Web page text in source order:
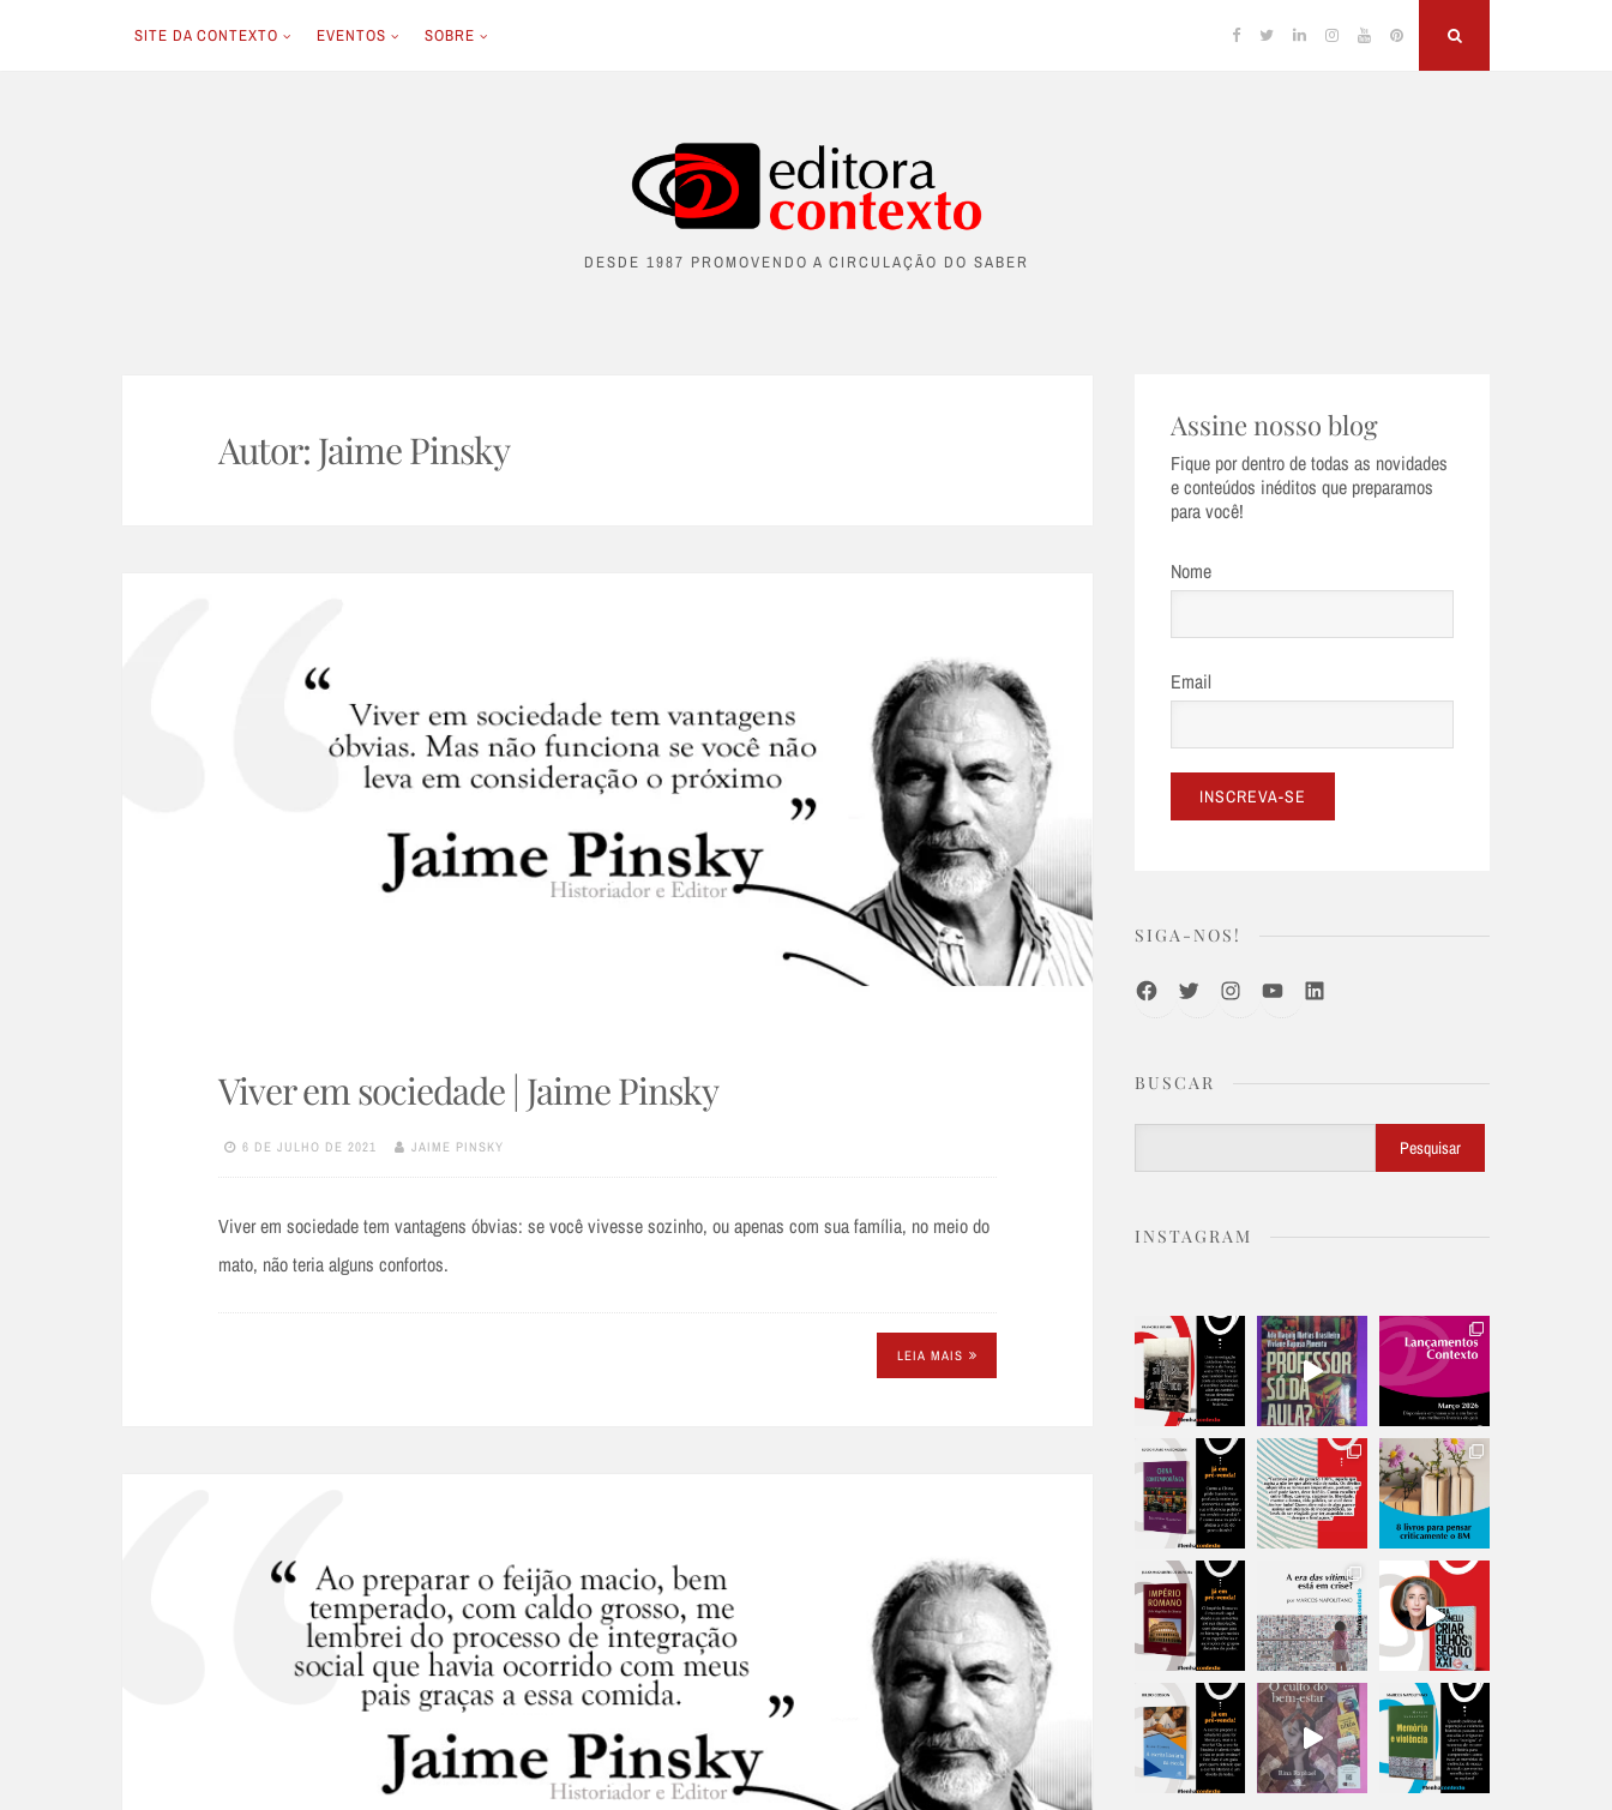
SITE DA CONTEXTO EVENTOS SOBRE Facebook
TwitterLinkedinInstagram
YouTubePinterest
DESDE 1987 PROMOVENDO A CIRCULAÇÃO DO SABER
Autor: Jaime Pinsky
Viver em sociedade | Jaime Pinsky
6 DE JULHO DE 2021 JAIME PINSKY
Viver em sociedade tem vantagens óbvias: se você vivesse sozinho, ou apenas com sua família, no meio do
mato, não teria alguns confortos.
LEIA MAIS
Assine nosso blog
Fique por dentro de todas as novidades
e conteúdos inéditos que preparamos
para você!
Nome
Email
SIGA-NOS!
FacebookTwitterInstagramYoutubeLinkedIn
BUSCAR
Pesquisar
INSTAGRAM